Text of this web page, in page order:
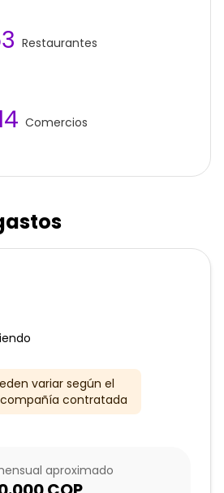
Restaurantes
Comercios
variar según el
contratada
aproximado